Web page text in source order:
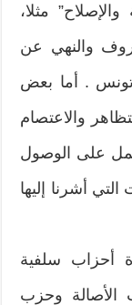
مثلا،
والنهي عن
تونس . أما بعض
والاعتصام
على الوصول
أشرنا إليها
أحزاب سلفية
وحزب